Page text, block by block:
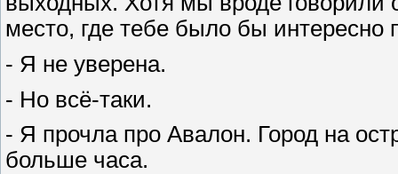
место, где тебе было бы интересно
- Я не уверена.
- Но всё-таки.
- Я прочла про Авалон. Город на
больше часа.